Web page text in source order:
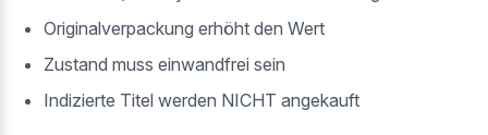
Originalverpackung erhöht den Wert
Zustand muss einwandfrei sein
Indizierte Titel werden NICHT angekauft